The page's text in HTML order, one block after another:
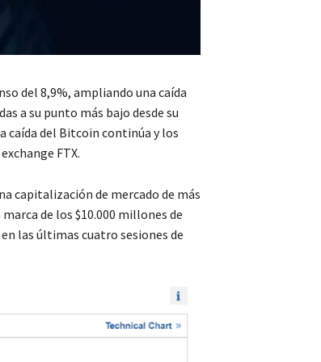
del 8,9%, ampliando una caída
a su punto más bajo desde su
caída del Bitcoin continúa y los
FTX.
capitalización de mercado de más
de los $10.000 millones de
las últimas cuatro sesiones de